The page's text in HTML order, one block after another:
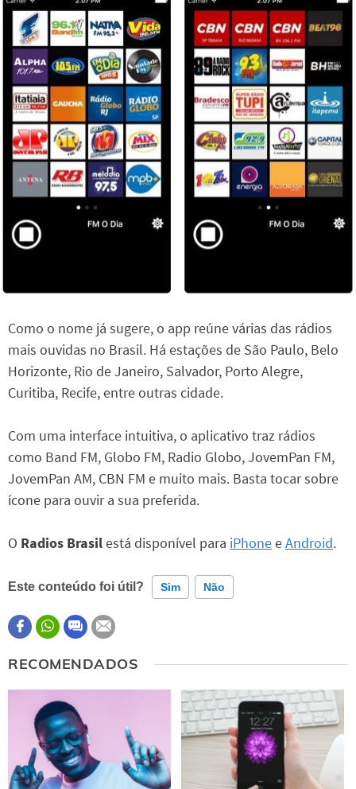
Como o nome já sugere, o app reúne várias das rádios
mais ouvidas no Brasil. Há estações de São Paulo, Belo
Horizonte, Rio de Janeiro, Salvador, Porto Alegre,
Curitiba, Recife, entre outras cidade.
Com uma interface intuitiva, o aplicativo traz rádios
como Band FM, Globo FM, Radio Globo, JovemPan FM,
JovemPan AM, CBN FM e muito mais. Basta tocar sobre
ícone para ouvir a sua preferida.
O Radios Brasilestá disponível para iPhoneeAndroid.
Este conteúdo foi útil? Sim Não
Este conteúdo contém informação incorreta
Este conteúdo não tem a informação que procuro
Outro
RECOMENDADOS